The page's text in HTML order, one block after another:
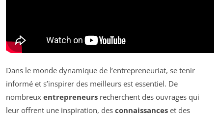
Dans le monde dynamique de l’entrepreneuriat, se tenir
informé et s’inspirer des meilleurs est essentiel. De
nombreux entrepreneurs recherchent des ouvrages qui
leur offrent une inspiration, des connaissances et des